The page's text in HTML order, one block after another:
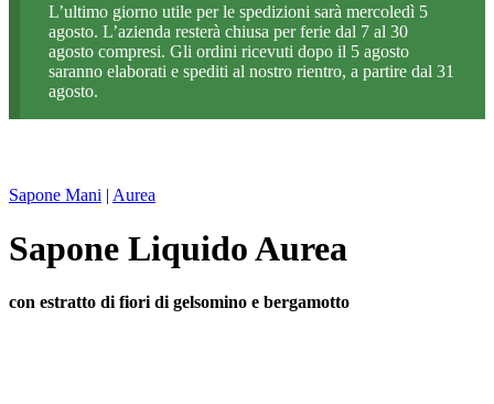
L’ultimo giorno utile per le spedizioni sarà mercoledì 5
agosto. L’azienda resterà chiusa per ferie dal 7 al 30
agosto compresi. Gli ordini ricevuti dopo il 5 agosto
saranno elaborati e spediti al nostro rientro, a partire dal 31
agosto.
Sapone Mani | Aurea
Sapone Liquido Aurea
con estratto di fiori di gelsomino e bergamotto